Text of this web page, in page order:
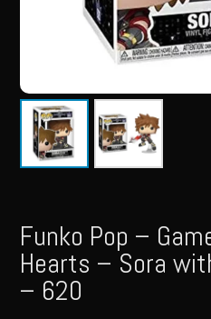
Funko Pop –
Hearts – Sora
– 620